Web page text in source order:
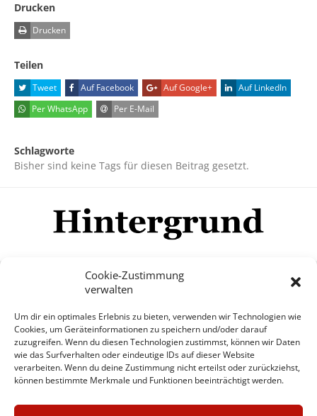
Cookie-Zustimmung
verwalten
Um dir ein optimales Erlebnis zu bieten, verwenden wir Technologien wie
Cookies, um Geräteinformationen zu speichern und/oder darauf
zuzugreifen. Wenn du diesen Technologien zustimmst, können wir Daten
wie das Surfverhalten oder eindeutige IDs auf dieser Website
verarbeiten. Wenn du deine Zustimmung nicht erteilst oder zurückziehst,
können bestimmte Merkmale und Funktionen beeinträchtigt werden.
Drucken
Drucken
Teilen
Tweet Auf Facebook Auf Google+
Auf LinkedIn
Per WhatsApp
Per E-Mail
Schlagworte
Bisher sind keine Tags für diesen Beitrag gesetzt.
Mehr
© Copyright Hintergrund.de, 2015 - 2026
Zum Newsletter jetzt kostenlos